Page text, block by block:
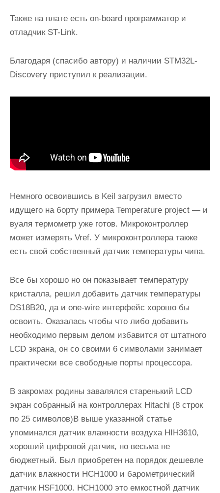
Также на плате есть on-board программатор и
отладчик ST-Link.
Благодаря (спасибо автору) и наличии STM32L-
Discovery приступил к реализации.
Немного освоившись в Keil загрузил вместо
идущего на борту примера Temperature project — и
вуаля термометр уже готов. Микроконтроллер
может измерять Vref. У микроконтроллера также
есть свой собственный датчик температуры чипа.
Все бы хорошо но он показывает температуру
кристалла, решил добавить датчик температуры
DS18B20, да и one-wire интерфейс хорошо бы
освоить. Оказалась чтобы что либо добавить
необходимо первым делом избавится от штатного
LCD экрана, он со своими 6 символами занимает
практически все свободные порты процессора.
В закромах родины завалялся старенький LCD
экран собранный на контроллерах Hitachi (8 строк
по 25 символов)В выше указанной статье
упоминался датчик влажности воздуха HIH3610,
хороший цифровой датчик, но весьма не
бюджетный. Был приобретен на порядок дешевле
датчик влажности HCH1000 и барометрический
датчик HSF1000. HCH1000 это емкостной датчик